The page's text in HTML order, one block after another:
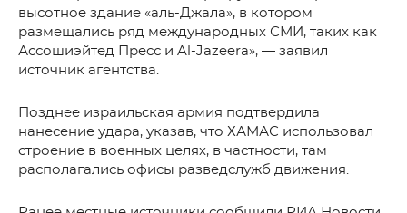
высотное здание «аль-Джала», в котором
размещались ряд международных СМИ, таких как
Ассошиэйтед Пресс и Al-Jazeera», — заявил
источник агентства.
Позднее израильская армия подтвердила
нанесение удара, указав, что ХАМАС использовал
строение в военных целях, в частности, там
располагались офисы разведслужб движения.